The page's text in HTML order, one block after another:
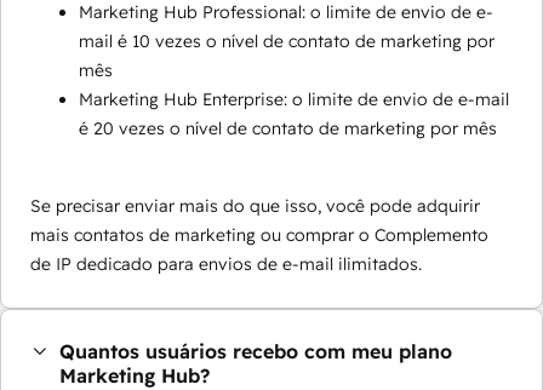
Marketing Hub Professional: o limite de envio de e-
mail é 10 vezes o nível de contato de marketing por
mês
Marketing Hub Enterprise: o limite de envio de e-mail
é 20 vezes o nível de contato de marketing por mês
Se precisar enviar mais do que isso, você pode adquirir
mais contatos de marketing ou comprar o Complemento
de IP dedicado para envios de e-mail ilimitados.
Quantos usuários recebo com meu plano
Marketing Hub?